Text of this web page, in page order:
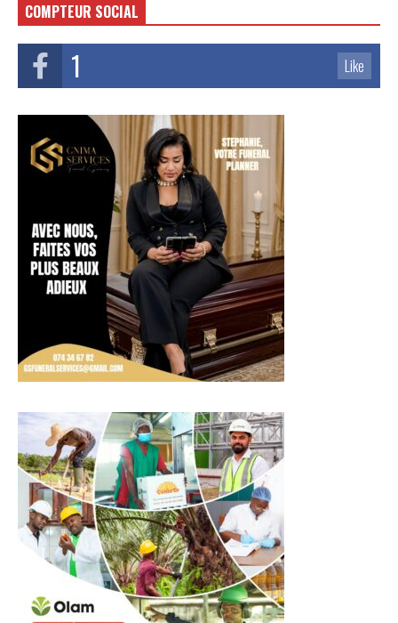
COMPTEUR SOCIAL
1 Like